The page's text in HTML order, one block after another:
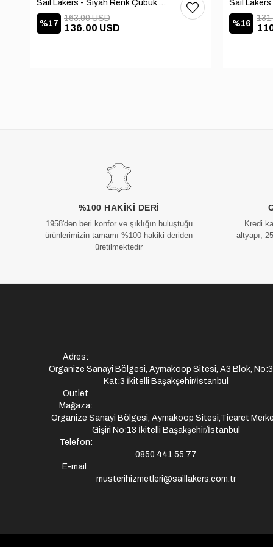
Sail Lakers - Siyah Renk Çubuk Detaylı Bayan Deri Bot 105-516-1520
%17 136.00 USD
163.00 USD
%16
%100 HAKIKI DERI
1958'den beri konfor ve şıklığın buluştuğu
ürünlerimizin tamamı %100 hakiki deriden
üretilmektedir
Kredi
altyapı,
Adres:
Organize Sanayi Bölgesi, Aymakoop Sitesi, A3 Blok,
Kat:3 İkitelli Başakşehir/İstanbul
Outlet
Mağaza:
Organize Sanayi Bölgesi, Aymakoop Sitesi,Ticaret
Gişiri No:13 İkitelli Başakşehir/İstanbul
Telefon:
0850 441 55 77
E-mail:
musterihizmetleri@saillakers.com.tr